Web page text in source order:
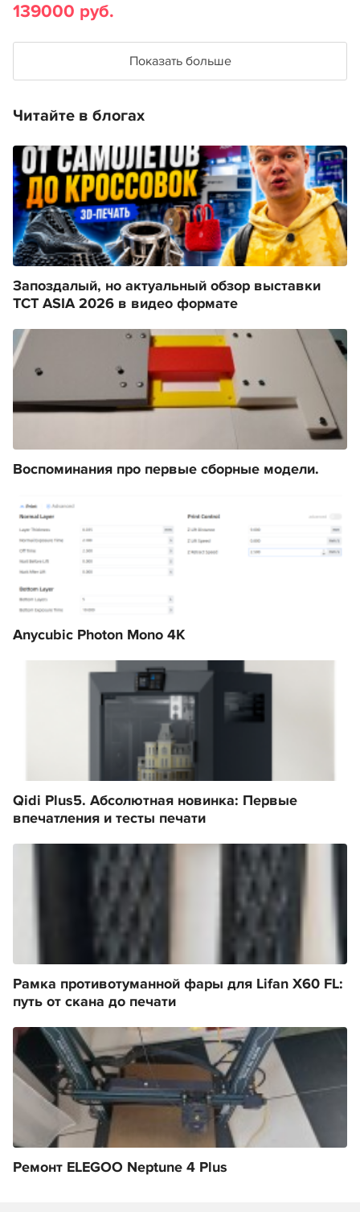
139000 руб.
Показать больше
Читайте в блогах
Запоздалый, но актуальный обзор выставки
TCT ASIA 2026 в видео формате
Воспоминания про первые сборные модели.
Anycubic Photon Mono 4K
Qidi Plus5. Абсолютная новинка: Первые
впечатления и тесты печати
Рамка противотуманной фары для Lifan X60 FL:
путь от скана до печати
Ремонт ELEGOO Neptune 4 Plus